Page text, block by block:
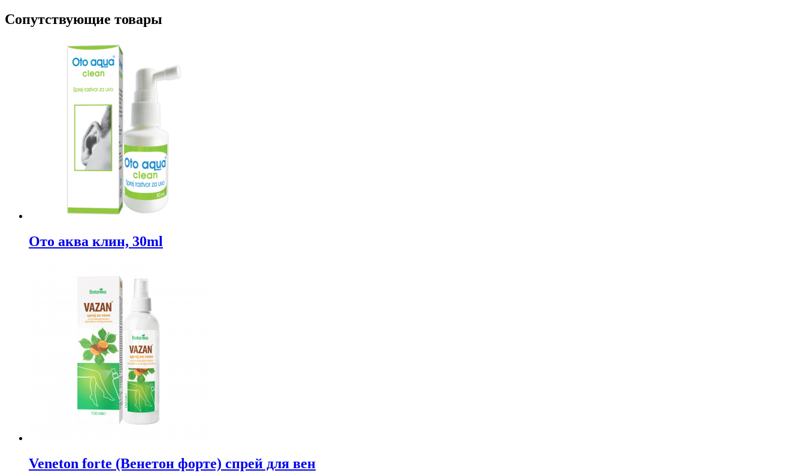
Сопутствующие товары
Ото аква клин, 30ml
Veneton forte (Венетон форте) спрей для вен